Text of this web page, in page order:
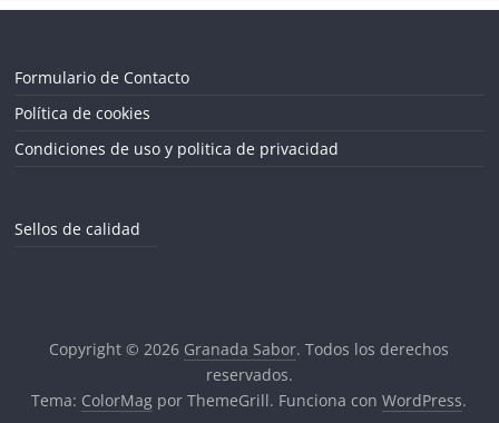
Formulario de Contacto
Política de cookies
Condiciones de uso y politica de privacidad
Sellos de calidad
Copyright © 2026 Granada Sabor. Todos los derechos
reservados.
Tema: ColorMag por ThemeGrill. Funciona conWordPress.